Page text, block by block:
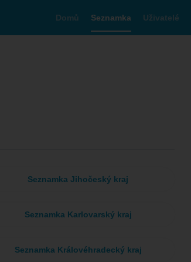
Domů Seznamka Uživatelé
Seznamka Jihočeský kraj
Seznamka Karlovarský kraj
Seznamka Královéhradecký kraj